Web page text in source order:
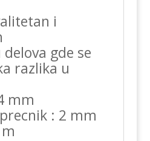
i
gde se
razlika u
mm
: 2 mm